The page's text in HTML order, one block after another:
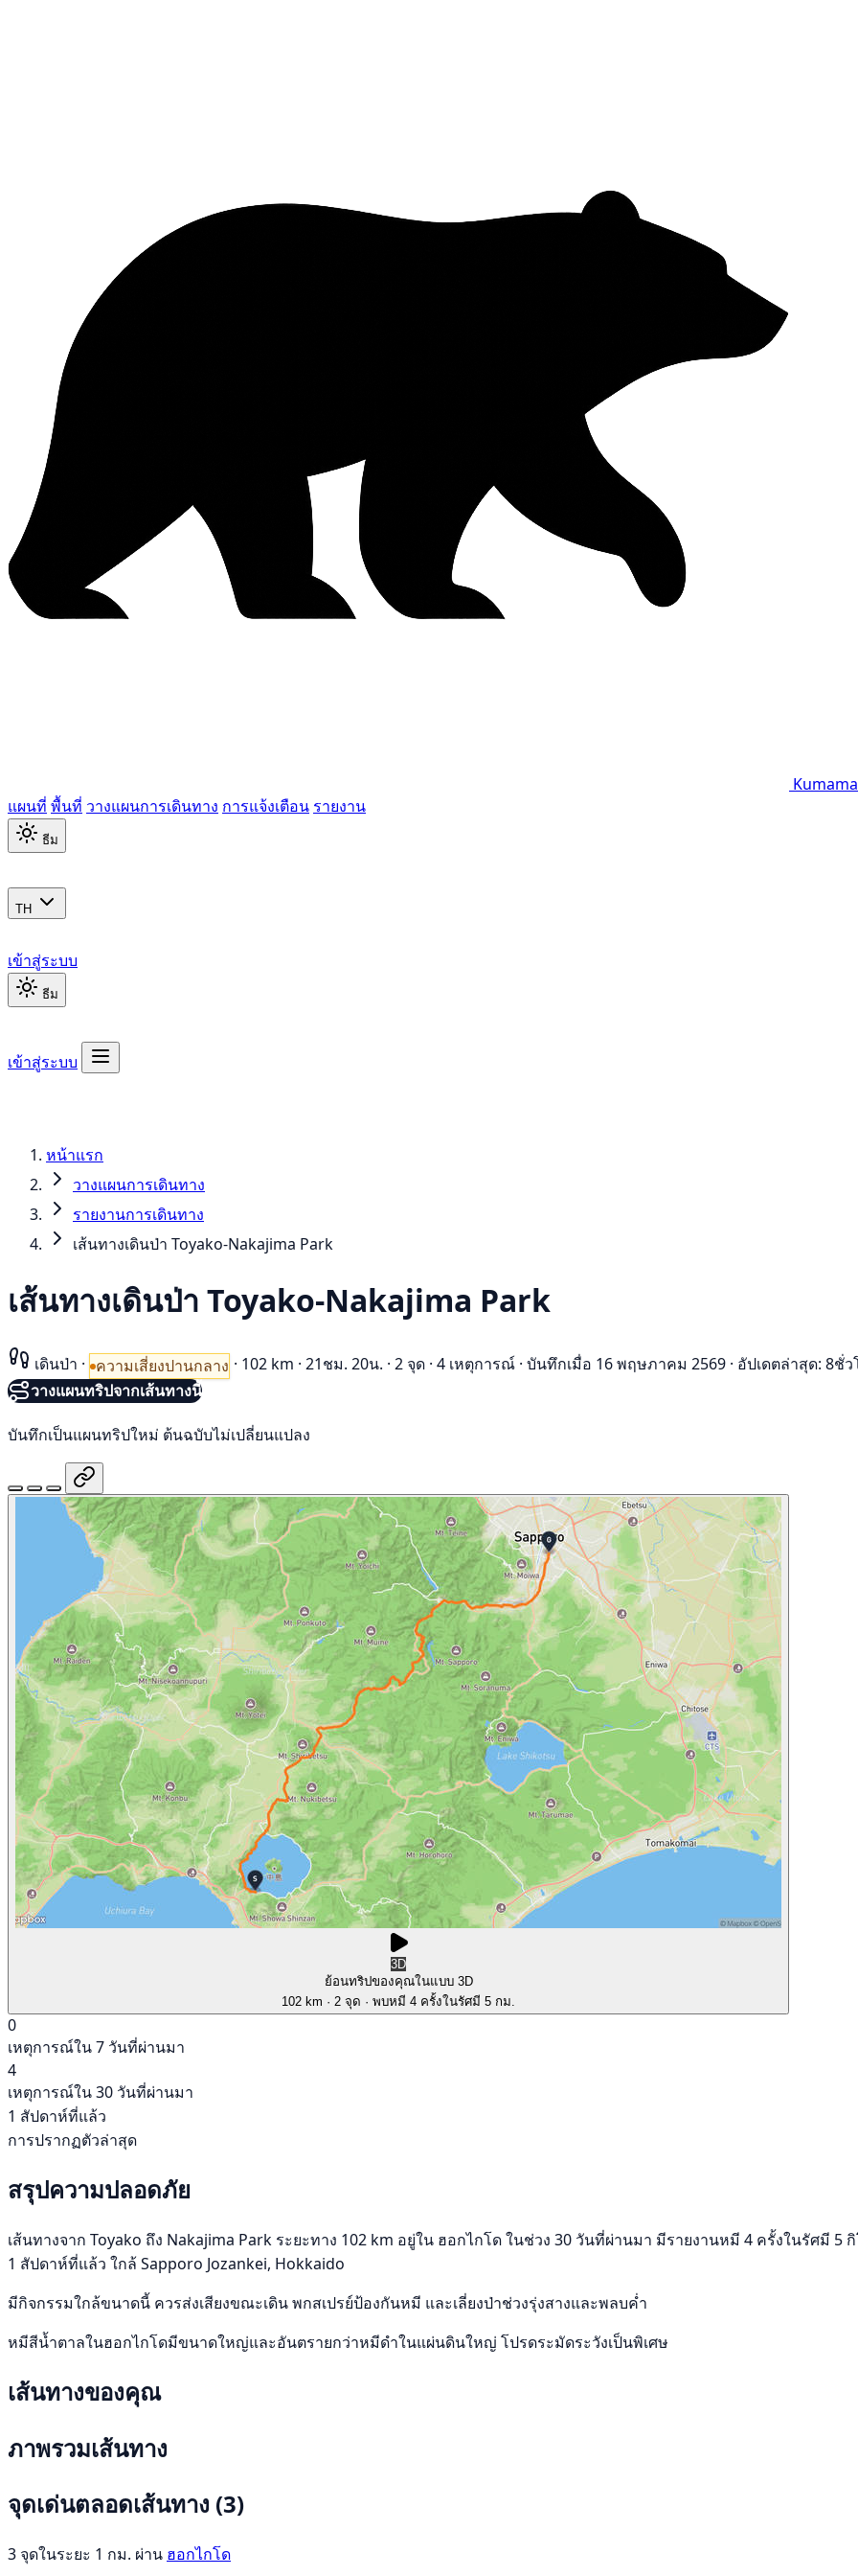
แผนที่ พื้นที่ วางแผนการเดินทาง การแจ้งเตือน รายงาน
ธีม
TH
เข้าสู่ระบบ
ธีม
เข้าสู่ระบบ
หน้าแรก
วางแผนการเดินทาง
รายงานการเดินทาง
เส้นทางเดินป่า Toyako-Nakajima Park
เส้นทางเดินป่า Toyako-Nakajima Park
เดินป่า · ความเสี่ยงปานกลาง · 102 km · 21ชม. 20น. · 2 จุด · 4 เหตุการณ์ · บันทึกเมื่อ 16 พฤษภาคม 2569 · อัปเดตล่าสุด: 8ชั่
วางแผนทริปจากเส้นทางนี้
บันทึกเป็นแผนทริปใหม่ ต้นฉบับไม่เปลี่ยนแปลง
3D
ย้อนทริปของคุณในแบบ 3D
102 km · 2 จุด · พบหมี 4 ครั้งในรัศมี 5 กม.
0
เหตุการณ์ใน 7 วันที่ผ่านมา
4
เหตุการณ์ใน 30 วันที่ผ่านมา
1 สัปดาห์ที่แล้ว
การปรากฏตัวล่าสุด
สรุปความปลอดภัย
เส้นทางจาก Toyako ถึง Nakajima Park ระยะทาง 102 km อยู่ใน ฮอกไกโด ในช่วง 30 วันที่ผ่านมา มีรายงานหมี 4 ครั้งในรัศมี 5
1 สัปดาห์ที่แล้ว ใกล้ Sapporo Jozankei, Hokkaido
มีกิจกรรมใกล้ขนาดนี้ ควรส่งเสียงขณะเดิน พกสเปรย์ป้องกันหมี และเลี่ยงป่าช่วงรุ่งสางและพลบค่ำ
หมีสีน้ำตาลในฮอกไกโดมีขนาดใหญ่และอันตรายกว่าหมีดำในแผ่นดินใหญ่ โปรดระมัดระวังเป็นพิเศษ
เส้นทางของคุณ
ภาพรวมเส้นทาง
จุดเด่นตลอดเส้นทาง (3)
3 จุดในระยะ 1 กม. ผ่าน ฮอกไกโด